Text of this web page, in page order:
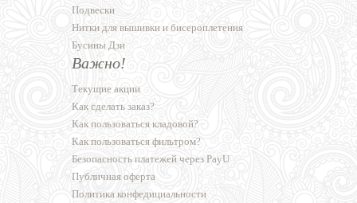
Подвески
Нитки для вышивки и бисероплетения
Бусины Дзи
Важно!
Текущие акции
Как сделать заказ?
Как пользоваться кладовой?
Как пользоваться фильтром?
Безопасность платежей через PayU
Публичная оферта
Политика конфедициальности